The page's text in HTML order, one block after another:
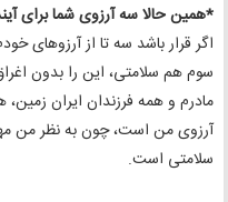
*همین حالا سه آرزوی شما برای
اگر قرار باشد سه تا از آرزوهای
سوم هم سلامتی، این را بدون
مادرم و همه فرزندان ایران
آرزوی من است، چون به نظر من
سلامتی است.